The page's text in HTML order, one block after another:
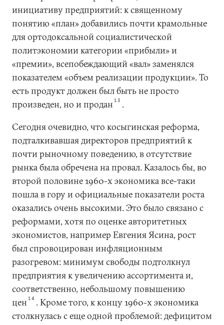
инициативу предприятий: к священному
понятию «план» добавились почти крамольные
для ортодоксальной социалистической
политэкономии категории «прибыли» и
«премии», всепобеждающий «вал» заменялся
показателем «объем реализации продукции». То
есть продукт должен был быть не просто
произведен, но и продан 13 .
Сегодня очевидно, что косыгинская реформа,
подталкивавшая директоров предприятий к
почти рыночному поведению, в отсутствие
рынка была обречена на провал. Казалось бы, во
второй половине 1960-х экономика все-таки
пошла в гору и официальные показатели роста
оказались очень высокими. Это было связано с
реформами, хотя по оценке авторитетных
экономистов, например Евгения Ясина, рост
был спровоцирован инфляционным
разогревом: минимум свободы подтолкнул
предприятия к увеличению ассортимента и,
соответственно, небольшому повышению
цен 14 . Кроме того, к концу 1960-х экономика
столкнулась с еще одной проблемой: дефицитом